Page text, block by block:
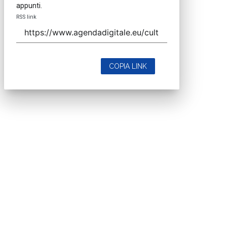
appunti.
RSS link
COPIA LINK